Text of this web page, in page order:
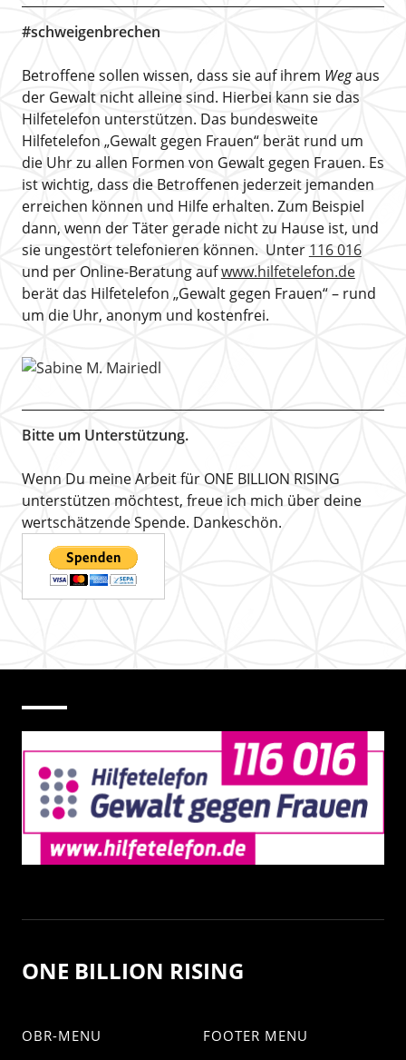
#schweigenbrechen
Betroffene sollen wissen, dass sie auf ihrem Wegaus
der Gewalt nicht alleine sind. Hierbei kann sie das
Hilfetelefon unterstützen. Das bundesweite
Hilfetelefon „Gewalt gegen Frauen“ berät rund um
die Uhr zu allen Formen von Gewalt gegen Frauen. Es
ist wichtig, dass die Betroffenen jederzeit jemanden
erreichen können und Hilfe erhalten. Zum Beispiel
dann, wenn der Täter gerade nicht zu Hause ist, und
sie ungestört telefonieren können. Unter 116 016
und per Online-Beratung aufwww.hilfetelefon.de
berät das Hilfetelefon „Gewalt gegen Frauen“ – rund
um die Uhr, anonym und kostenfrei.
Bitte um Unterstützung.
Wenn Du meine Arbeit für ONE BILLION RISING
unterstützen möchtest, freue ich mich über deine
wertschätzende Spende. Dankeschön.
ONE BILLION RISING
OBR-MENU FOOTER MENU